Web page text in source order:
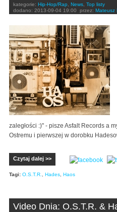
kategorie: Hip-Hop/Rap News Top listy
dodano: 2013-09-04 19:00 przez: Mateusz
zaległości :)" - pisze Asfalt Records a
Ostremu i pierwszej w dorobku
Czytaj dalej >>
Tagi: O.S.T.R. Hades Haos
Video Dnia: O.S.T.R. &